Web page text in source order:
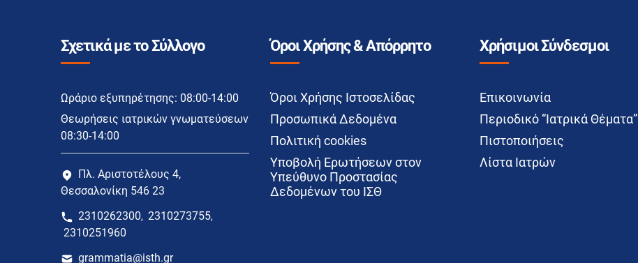
Σχετικά με το Σύλλογο
Ωράριο εξυπηρέτησης: 08:00-14:00
Θεωρήσεις ιατρικών γνωματεύσεων
08:30-14:00
Πλ. Αριστοτέλους 4,
Θεσσαλονίκη 546 23
2310262300, 2310273755,
2310251960
grammatia@isth.gr
Όροι Χρήσης & Απόρρητο
Όροι Χρήσης Ιστοσελίδας
Προσωπικά Δεδομένα
Πολιτική cookies
Υποβολή Ερωτήσεων στον
Υπεύθυνο Προστασίας
Δεδομένων του ΙΣΘ
Χρήσιμοι Σύνδεσμοι
Επικοινωνία
Περιοδικό “Ιατρικά Θέματα”
Πιστοποιήσεις
Λίστα Ιατρών